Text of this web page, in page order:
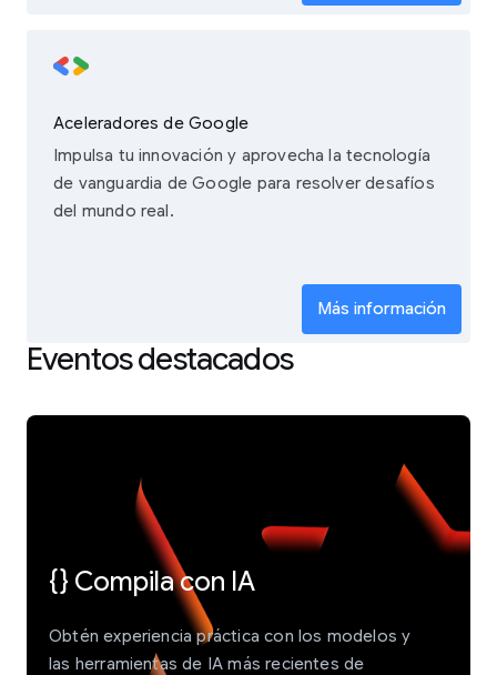
Aceleradores de Google
Impulsa tu innovación y aprovecha la tecnología
de vanguardia de Google para resolver desafíos
del mundo real.
Más información
Eventos destacados
{} Compila con IA
Obtén experiencia práctica con los modelos y
las herramientas de IA más recientes de